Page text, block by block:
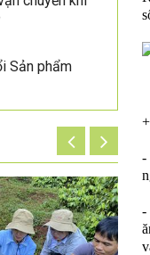
-
-
Sản phẩm